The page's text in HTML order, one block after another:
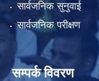
सार्वजनिक सुनुवाई
सार्वजनिक परीक्षण
सम्पर्क विवरण